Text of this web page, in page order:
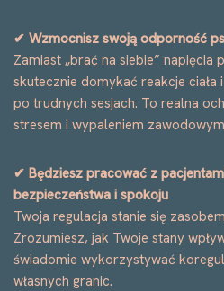
✔ Wzmocnisz swoją odporność
Zamiast „brać na siebie” napięcia
skutecznie domykać reakcje
po trudnych sesjach. To realna
stresem i wypaleniem
✔ Będziesz pracować z
bezpieczeństwa i spokoju
Twoja regulacja stanie się
Zrozumiesz, jak Twoje stany
świadomie wykorzystywać
własnych granic.